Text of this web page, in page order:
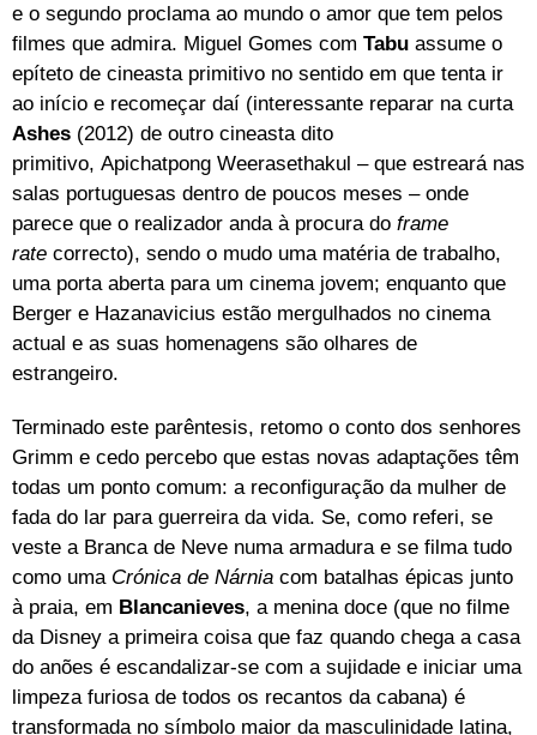
e o segundo proclama ao mundo o amor que tem pelos
filmes que admira. Miguel Gomes com Tabu assume o
epíteto de cineasta primitivo no sentido em que tenta ir
ao início e recomeçar daí (interessante reparar na curta
Ashes (2012) de outro cineasta dito
primitivo, Apichatpong Weerasethakul – que estreará nas
salas portuguesas dentro de poucos meses – onde
parece que o realizador anda à procura do frame
rate correcto), sendo o mudo uma matéria de trabalho,
uma porta aberta para um cinema jovem; enquanto que
Berger e Hazanavicius estão mergulhados no cinema
actual e as suas homenagens são olhares de
estrangeiro.
Terminado este parêntesis, retomo o conto dos senhores
Grimm e cedo percebo que estas novas adaptações têm
todas um ponto comum: a reconfiguração da mulher de
fada do lar para guerreira da vida. Se, como referi, se
veste a Branca de Neve numa armadura e se filma tudo
como uma Crónica de Nárnia com batalhas épicas junto
à praia, em Blancanieves, a menina doce (que no filme
da Disney a primeira coisa que faz quando chega a casa
do anões é escandalizar-se com a sujidade e iniciar uma
limpeza furiosa de todos os recantos da cabana) é
transformada no símbolo maior da masculinidade latina,